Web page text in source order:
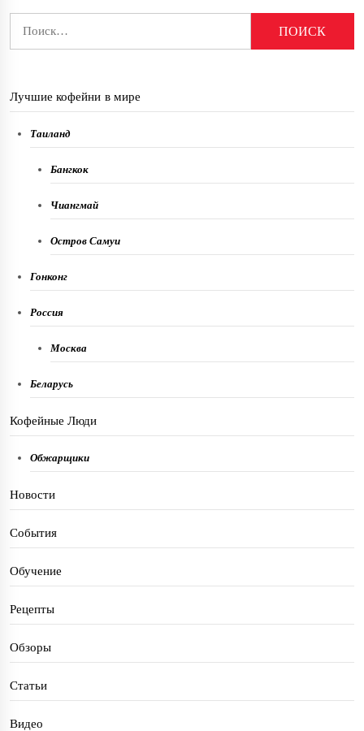
Лучшие кофейни в мире
Таиланд
Бангкок
Чиангмай
Остров Самуи
Гонконг
Россия
Москва
Беларусь
Кофейные Люди
Обжарщики
Новости
События
Обучение
Рецепты
Обзоры
Статьи
Видео